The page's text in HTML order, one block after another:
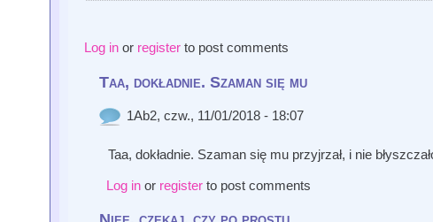
Log inor registerto post comments
Taa, dokładnie. Szaman się mu
1Ab2, czw., 11/01/2018 - 18:07
Taa, dokładnie. Szaman się mu przyjrzał, i nie
Log inor registerto post comments